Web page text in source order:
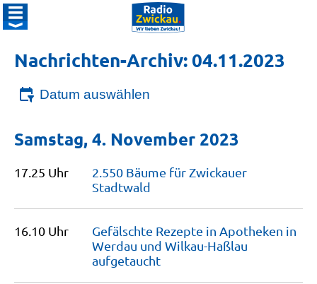
Nachrichten-Archiv: 04.11.2023
Datum auswählen
Samstag, 4. November 2023
17.25 Uhr
2.550 Bäume für Zwickauer
Stadtwald
16.10 Uhr
Gefälschte Rezepte in Apotheken in
Werdau und Wilkau-Haßlau
aufgetaucht